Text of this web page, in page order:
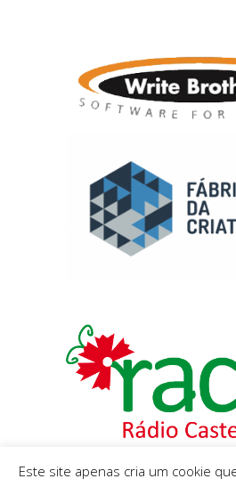
Este site apenas cria um cookie